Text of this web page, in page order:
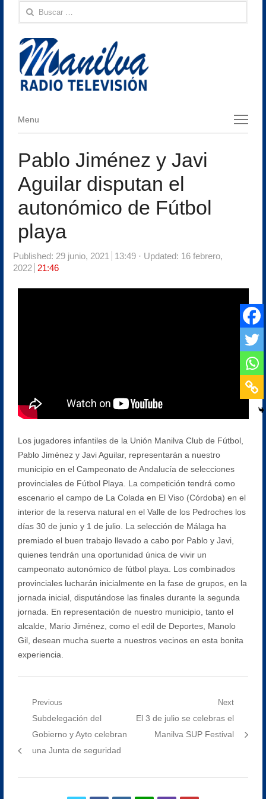
Buscar:
Menu
Menu
Pablo Jiménez y Javi
Aguilar disputan el
autonómico de Fútbol
playa
Published: 29 junio, 2021 13:49
Updated: 16 febrero,
2022
21:46
Los jugadores infantiles de la Unión Manilva Club de Fútbol,
Pablo Jiménez y Javi Aguilar, representarán a nuestro
municipio en el Campeonato de Andalucía de selecciones
provinciales de Fútbol Playa. La competición tendrá como
escenario el campo de La Colada en El Viso (Córdoba) en el
interior de la reserva natural en el Valle de los Pedroches los
días 30 de junio y 1 de julio. La selección de Málaga ha
premiado el buen trabajo llevado a cabo por Pablo y Javi,
quienes tendrán una oportunidad única de vivir un
campeonato autonómico de fútbol playa. Los combinados
provinciales lucharán inicialmente en la fase de grupos, en la
jornada inicial, disputándose las finales durante la segunda
jornada. En representación de nuestro municipio, tanto el
alcalde, Mario Jiménez, como el edil de Deportes, Manolo
Gil, desean mucha suerte a nuestros vecinos en esta bonita
experiencia.
Navegación
entradas
Previous
Previous
post:
Subdelegación del
Gobierno y Ayto celebran
una Junta de seguridad
Next
Next
El 3 de julio se celebras el
Manilva SUP Festival